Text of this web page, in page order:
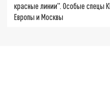
красные линии". Особые спецы
Европы и Москвы